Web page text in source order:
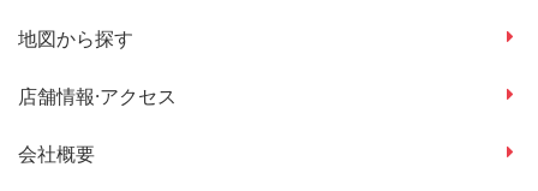
地図から探す
店舗情報·アクセス
会社概要